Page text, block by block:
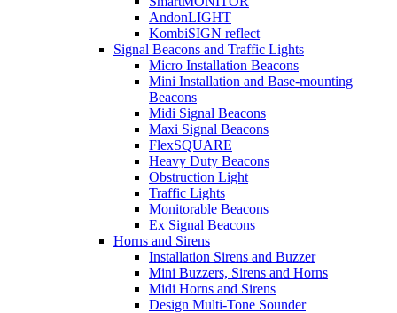
AndonLIGHT
KombiSIGN reflect
Signal Beacons and Traffic Lights
Micro Installation Beacons
Mini Installation and Base-mounting
Beacons
Midi Signal Beacons
Maxi Signal Beacons
FlexSQUARE
Heavy Duty Beacons
Obstruction Light
Traffic Lights
Monitorable Beacons
Ex Signal Beacons
Horns and Sirens
Installation Sirens and Buzzer
Mini Buzzers, Sirens and Horns
Midi Horns and Sirens
Design Multi-Tone Sounder